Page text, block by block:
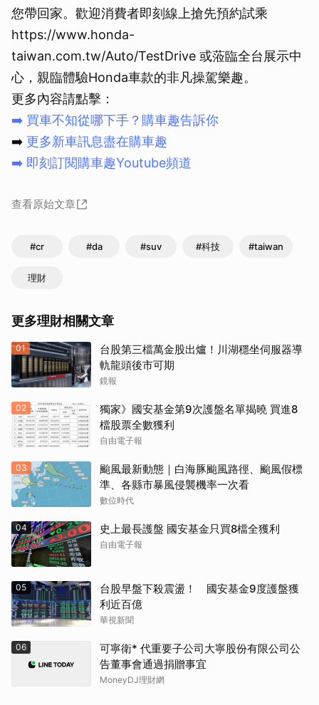
您帶回家。歡迎消費者即刻線上搶先預約試乘
https://www.honda-
taiwan.com.tw/Auto/TestDrive 或蒞臨全台展示中
心，親臨體驗Honda車款的非凡操駕樂趣。
更多內容請點擊：
➡️ 買車不知從哪下手？購車趣告訴你
➡️ 更多新車訊息盡在購車趣
➡️ 即刻訂閱購車趣Youtube頻道
查看原始文章
#cr #da #suv #科技 #taiwan
理財
更多理財相關文章
01
台股第三檔萬金股出爐！川湖穩坐伺服器導
軌龍頭後市可期
鏡報
02
獨家》國安基金第9次護盤名單揭曉 買進8
檔股票全數獲利
自由電子報
03
颱風最新動態｜白海豚颱風路徑、颱風假標
準、各縣市暴風侵襲機率一次看
數位時代
04 史上最長護盤 國安基金只買8檔全獲利
自由電子報
05
台股早盤下殺震盪！ 國安基金9度護盤獲
利近百億
華視新聞
06
可寧衛* 代重要子公司大寧股份有限公司公
告董事會通過捐贈事宜
MoneyDJ理財網